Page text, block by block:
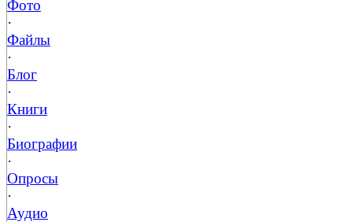
Фото
·
Файлы
·
Блог
·
Книги
·
Биографии
·
Опросы
·
Аудио